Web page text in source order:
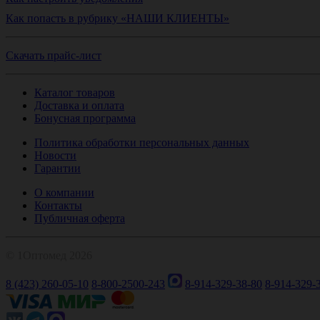
Как попасть в рубрику «НАШИ КЛИЕНТЫ»
Скачать прайс-лист
Каталог товаров
Доставка и оплата
Бонусная программа
Политика обработки персональных данных
Новости
Гарантии
О компании
Контакты
Публичная оферта
8 (423) 260-05-10 8-800-2500-243 8-914-329-38-80 8-914-329-